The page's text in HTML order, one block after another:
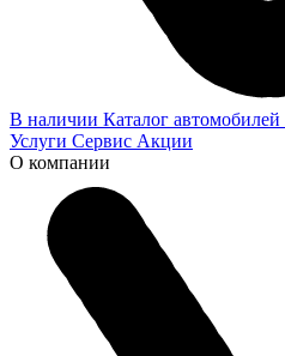
В наличии Каталог автомобилей
Услуги Сервис Акции
О компании